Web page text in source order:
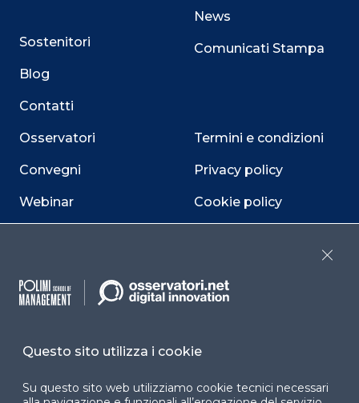
Sostenitori
Blog
Contatti
Osservatori
Convegni
Webinar
News
Comunicati Stampa
Termini e condizioni
Privacy policy
Cookie policy
accessibilità
Questo sito utilizza i cookie
Su questo sito web utilizziamo cookie tecnici necessari